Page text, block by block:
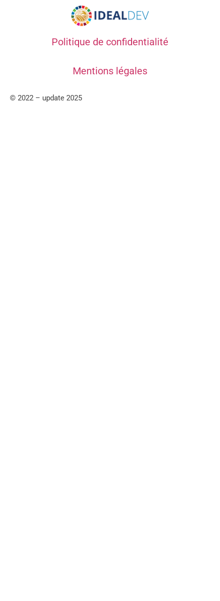
Politique de confidentialité
Mentions légales
© 2022 – update 2025